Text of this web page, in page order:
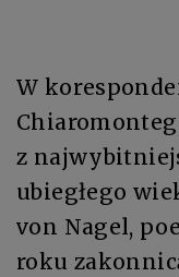
W
z
ubiegłego
von Nagel,
roku